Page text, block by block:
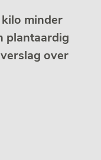
minder
plantaardig
over